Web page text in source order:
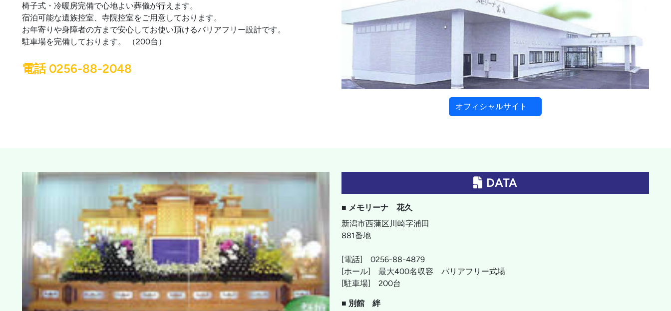
椅子式・冷暖房完備で心地よい葬儀が行えます。
宿泊可能な遺族控室、寺院控室をご用意しております。
お年寄りや身障者の方まで安心してお使い頂けるバリアフリー設計です。
駐車場を完備しております。 （200台）
電話 0256-88-2048
オフィシャルサイト
DATA
■ メモリーナ 花久
新潟市西蒲区川崎字浦田
881番地
[電話] 0256-88-4879
[ホール] 最大400名収容 バリアフリー式場
[駐車場] 200台
■ 別館 絆